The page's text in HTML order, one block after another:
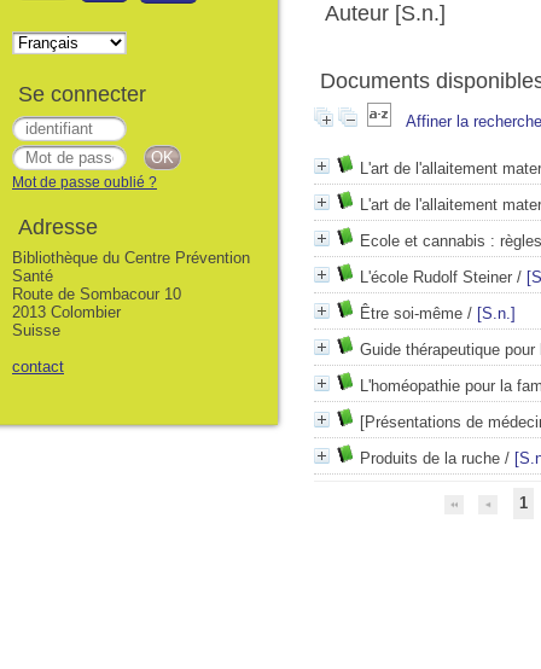
Auteur [S.n.]
Documents
Affiner la recherche
L'art de l'allaitement
L'art de l'allaitement
Ecole et cannabis :
L'école Rudolf Steiner /
Être soi-même / [S.n.]
Guide thérapeutique
L'homéopathie pour la
[Présentations de
Produits de la ruche /
1
Se connecter
Mot de passe oublié ?
Adresse
Bibliothèque du Centre Prévention
Santé
Route de Sombacour 10
2013 Colombier
Suisse
contact